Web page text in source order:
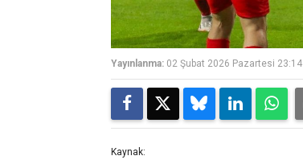
Yayınlanma: 02 Şubat 2026 Pazartesi 23:14
Kaynak: